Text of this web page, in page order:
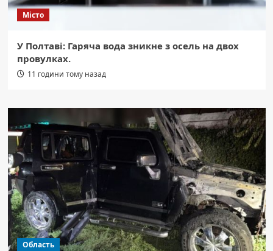
Місто
У Полтаві: Гаряча вода зникне з осель на двох
провулках.
11 години тому назад
Область